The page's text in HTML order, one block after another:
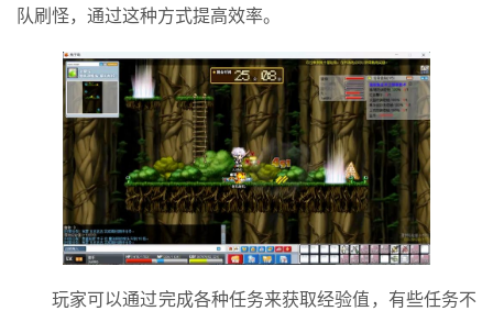
队刷怪，通过这种方式提高效率。
玩家可以通过完成各种任务来获取经验值，有些任务不